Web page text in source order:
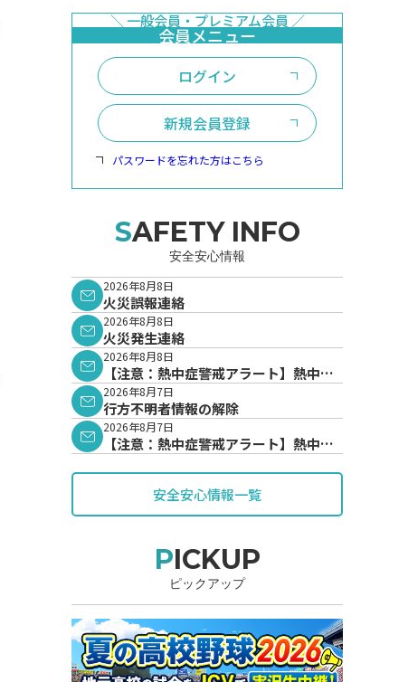
ログイン
新規会員登録
パスワードを忘れた方はこちら
SAFETY INFO
安全安心情報
2026年8月8日
火災誤報連絡
2026年8月8日
火災発生連絡
2026年8月8日
【注意：熱中症警戒アラート】熱中症
警戒アラートが発表されています。
2026年8月7日
行方不明者情報の解除
2026年8月7日
【注意：熱中症警戒アラート】熱中症
安全安心情報一覧
PICKUP
ピックアップ